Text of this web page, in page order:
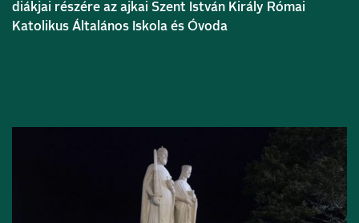
diákjai részére az ajkai Szent István Király Római
Katolikus Általános Iskola és Óvoda